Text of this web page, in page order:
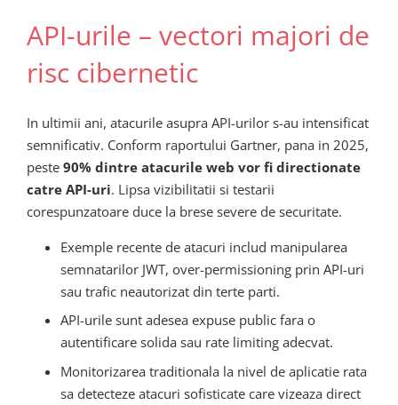
API-urile – vectori majori de
risc cibernetic
In ultimii ani, atacurile asupra API-urilor s-au intensificat
semnificativ. Conform raportului Gartner, pana in 2025,
peste 90% dintre atacurile web vor fi directionate
catre API-uri. Lipsa vizibilitatii si testarii
corespunzatoare duce la brese severe de securitate.
Exemple recente de atacuri includ manipularea
semnatarilor JWT, over-permissioning prin API-uri
sau trafic neautorizat din terte parti.
API-urile sunt adesea expuse public fara o
autentificare solida sau rate limiting adecvat.
Monitorizarea traditionala la nivel de aplicatie rata
sa detecteze atacuri sofisticate care vizeaza direct